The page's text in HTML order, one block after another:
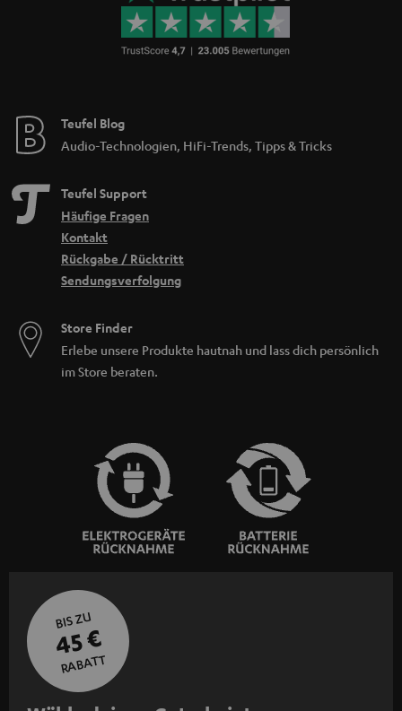
Teufel Blog
Audio-Technologien, HiFi-Trends, Tipps & Tricks
Teufel Support
Häufige Fragen
Kontakt
Rückgabe / Rücktritt
Sendungsverfolgung
Store Finder
Erlebe unsere Produkte hautnah und lass dich persönlich
im Store beraten.
BIS ZU
45 €
RABATT